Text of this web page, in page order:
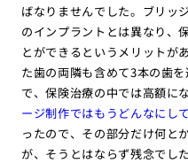
ばなりませんでした。ブリッ
のインプラントとは異なり、
とができるというメリットが
た歯の両隣も含めて3本の歯
で、保険治療の中では高額に
ージ制作ではもうどんなにし
ったので、その部分だけ何と
が、そうとはならず残念でし